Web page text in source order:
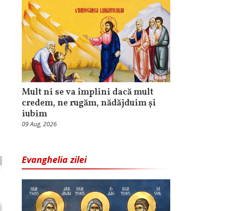
Mult ni se va împlini dacă mult
credem, ne rugăm, nădăjduim și
iubim
09 Aug, 2026
Evanghelia zilei